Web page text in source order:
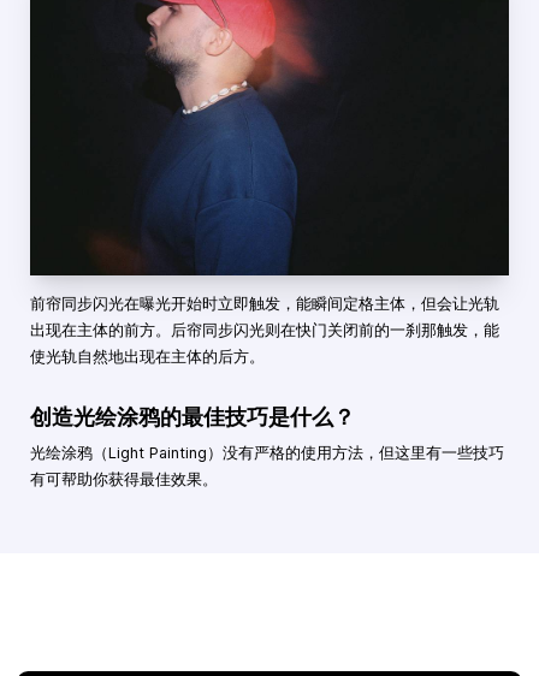
前帘同步闪光在曝光开始时立即触发，能瞬间定格主体，但会让光轨
出现在主体的前方。后帘同步闪光则在快门关闭前的一刹那触发，能
使光轨自然地出现在主体的后方。
创造光绘涂鸦的最佳技巧是什么？
光绘涂鸦（Light Painting）没有严格的使用方法，但这里有一些技巧
有可帮助你获得最佳效果。